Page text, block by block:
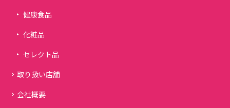
健康食品
化粧品
セレクト品
取り扱い店舗
会社概要